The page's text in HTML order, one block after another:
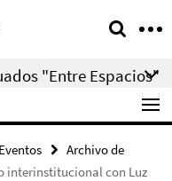
"Entre Espacios"
Eventos
Archivo de
interinstitucional con Luz